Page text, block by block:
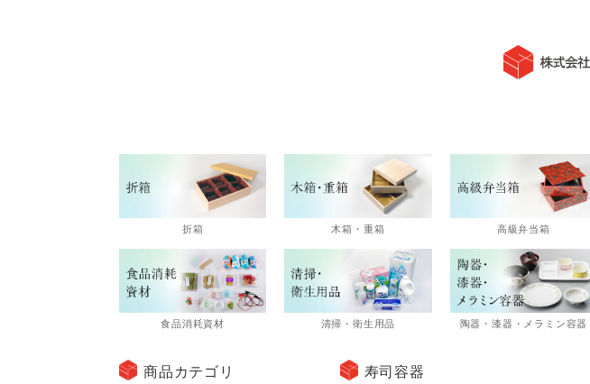
折箱 木箱・重箱 高級弁当箱
食品消耗資材 清掃・衛生用品 陶器・漆器・メラミン容器
商品カテゴリ 寿司容器